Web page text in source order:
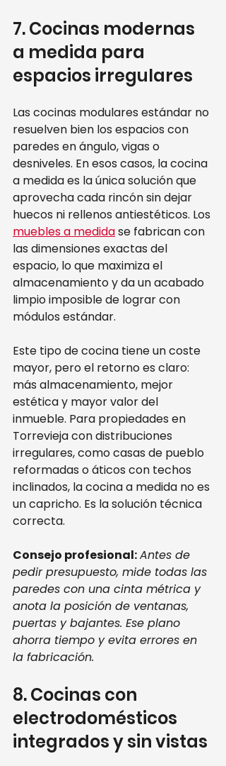
7. Cocinas modernas
a medida para
espacios irregulares
Las cocinas modulares estándar no
resuelven bien los espacios con
paredes en ángulo, vigas o
desniveles. En esos casos, la cocina
a medida es la única solución que
aprovecha cada rincón sin dejar
huecos ni rellenos antiestéticos. Los
muebles a medida se fabrican con
las dimensiones exactas del
espacio, lo que maximiza el
almacenamiento y da un acabado
limpio imposible de lograr con
módulos estándar.
Este tipo de cocina tiene un coste
mayor, pero el retorno es claro:
más almacenamiento, mejor
estética y mayor valor del
inmueble. Para propiedades en
Torrevieja con distribuciones
irregulares, como casas de pueblo
reformadas o áticos con techos
inclinados, la cocina a medida no es
un capricho. Es la solución técnica
correcta.
Consejo profesional:Antes de
pedir presupuesto, mide todas las
paredes con una cinta métrica y
anota la posición de ventanas,
puertas y bajantes. Ese plano
ahorra tiempo y evita errores en
la fabricación.
8. Cocinas con
electrodomésticos
integrados y sin vistas